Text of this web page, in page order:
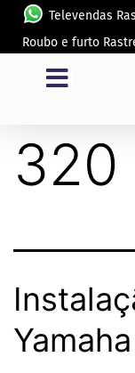
Televendas
Roubo e furto
320